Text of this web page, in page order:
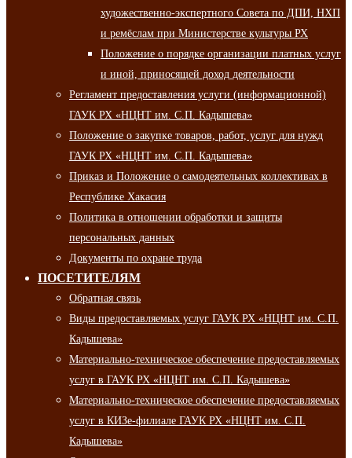
художественно-экспертного Совета по ДПИ, НХП
и ремёслам при Министерстве культуры РХ
Положение о порядке организации платных услуг
и иной, приносящей доход деятельности
Регламент предоставления услуги (информационной)
ГАУК РХ «НЦНТ им. С.П. Кадышева»
Положение о закупке товаров, работ, услуг для нужд
ГАУК РХ «НЦНТ им. С.П. Кадышева»
Приказ и Положение о самодеятельных коллективах в
Республике Хакасия
Политика в отношении обработки и защиты
персональных данных
Документы по охране труда
ПОСЕТИТЕЛЯМ
Обратная связь
Виды предоставляемых услуг ГАУК РХ «НЦНТ им. С.П.
Кадышева»
Материально-техническое обеспечение предоставляемых
услуг в ГАУК РХ «НЦНТ им. С.П. Кадышева»
Материально-техническое обеспечение предоставляемых
услуг в КИЗе-филиале ГАУК РХ «НЦНТ им. С.П.
Кадышева»